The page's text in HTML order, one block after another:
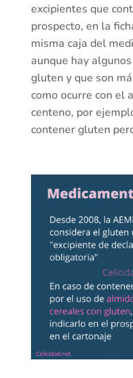
excipientes que
prospecto, en la
misma caja del
aunque hay
gluten y que son
como ocurre con el
centeno, por
contener gluten